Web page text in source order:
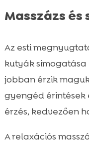
Masszázs
Az esti
kutyák simogatása
jobban érzik
gyengéd érintések
érzés, kedvezően
A relaxációs